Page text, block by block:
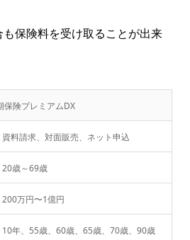
保険料を受け取ることが出来
保険プレミアムDX
資料請求、対面販売、ネット申込
20歳～69歳
200万円〜1億円
10年、55歳、60歳、65歳、70歳、90歳